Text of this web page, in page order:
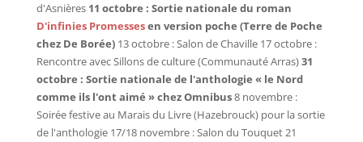
d'Asnières 11 octobre : Sortie nationale du roman
D'infinies Promessesen version poche (Terre de Poche
chez De Borée)13 octobre : Salon de Chaville 17 octobre :
Rencontre avec Sillons de culture (Communauté Arras)31
octobre : Sortie nationale de l'anthologie « le Nord
comme ils l'ont aimé » chez Omnibus8 novembre :
Soirée festive au Marais du Livre (Hazebrouck) pour la sortie
de l'anthologie 17/18 novembre : Salon du Touquet 21